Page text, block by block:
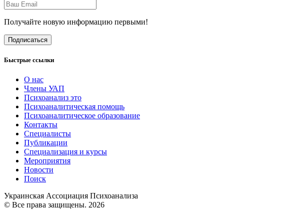
Получайте новую информацию первыми!
Подписаться
Быстрые ссылки
О нас
Члены УАП
Психоанализ это
Психоаналитическая помощь
Психоаналитическое образование
Контакты
Специалисты
Публикации
Специализация и курсы
Мероприятия
Новости
Поиск
Украинская Ассоциация Психоанализа
© Все права защищены. 2026